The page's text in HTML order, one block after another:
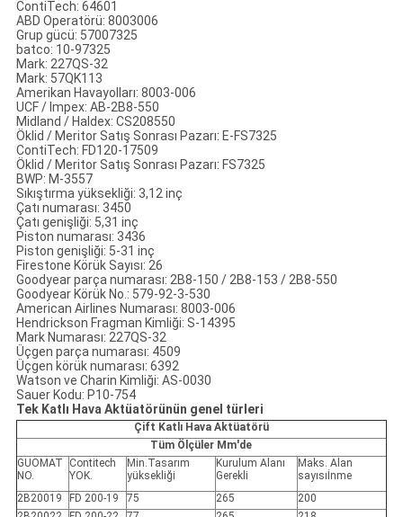
ContiTech: 64601
ABD Operatörü: 8003006
Grup gücü: 57007325
batco: 10-97325
Mark: 227QS-32
Mark: 57QK113
Amerikan Havayolları: 8003-006
UCF / Impex: AB-2B8-550
Midland / Haldex: CS208550
Öklid / Meritor Satış Sonrası Pazarı: E-FS7325
ContiTech: FD120-17509
Öklid / Meritor Satış Sonrası Pazarı: FS7325
BWP: M-3557
Sıkıştırma yüksekliği: 3,12 inç
Çatı numarası: 3450
Çatı genişliği: 5,31 inç
Piston numarası: 3436
Piston genişliği: 5-31 inç
Firestone Körük Sayısı: 26
Goodyear parça numarası: 2B8-150 / 2B8-153 / 2B8-550
Goodyear Körük No.: 579-92-3-530
American Airlines Numarası: 8003-006
Hendrickson Fragman Kimliği: S-14395
Mark Numarası: 227QS-32
Üçgen parça numarası: 4509
Üçgen körük numarası: 6392
Watson ve Charin Kimliği: AS-0030
Sauer Kodu: P10-754
Tek Katlı Hava Aktüatörünün genel türleri
Çift Katlı Hava Aktüatörü
Tüm Ölçüler Mm'de
GUOMAT
NO.
Contitech
YOK.
Min.Tasarım
yüksekliği
Kurulum Alanı
Gerekli
Maks. Alan
sayısıİnme
2B20019
FD 200-19 75 265
200